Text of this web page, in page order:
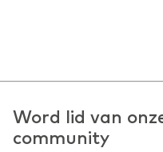
Word lid van
community